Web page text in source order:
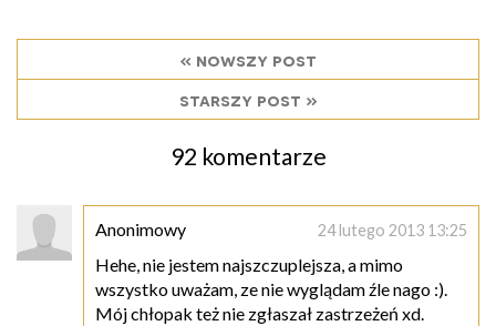
« nowszy post
starszy post »
92 komentarze
Anonimowy 24 lutego 2013 13:25
Hehe, nie jestem najszczuplejsza, a mimo
wszystko uważam, ze nie wyglądam źle nago :).
Mój chłopak też nie zgłaszał zastrzeżeń xd.